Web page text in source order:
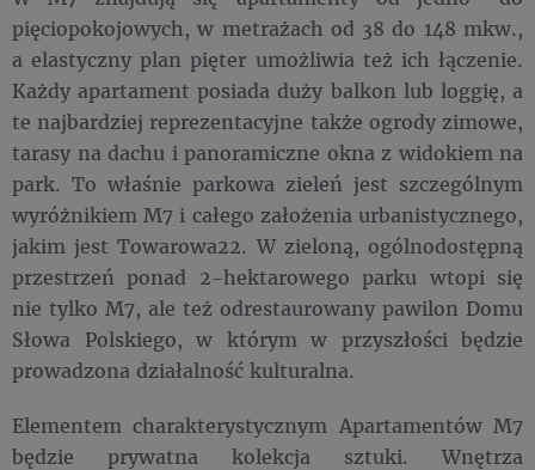
pięciopokojowych, w metrażach od 38 do 148 mkw.,
a elastyczny plan pięter umożliwia też ich łączenie.
Każdy apartament posiada duży balkon lub loggię, a
te najbardziej reprezentacyjne także ogrody zimowe,
tarasy na dachu i panoramiczne okna z widokiem na
park. To właśnie parkowa zieleń jest szczególnym
wyróżnikiem M7 i całego założenia urbanistycznego,
jakim jest Towarowa22. W zieloną, ogólnodostępną
przestrzeń ponad 2-hektarowego parku wtopi się
nie tylko M7, ale też odrestaurowany pawilon Domu
Słowa Polskiego, w którym w przyszłości będzie
prowadzona działalność kulturalna.
Elementem charakterystycznym Apartamentów M7
będzie prywatna kolekcja sztuki. Wnętrza